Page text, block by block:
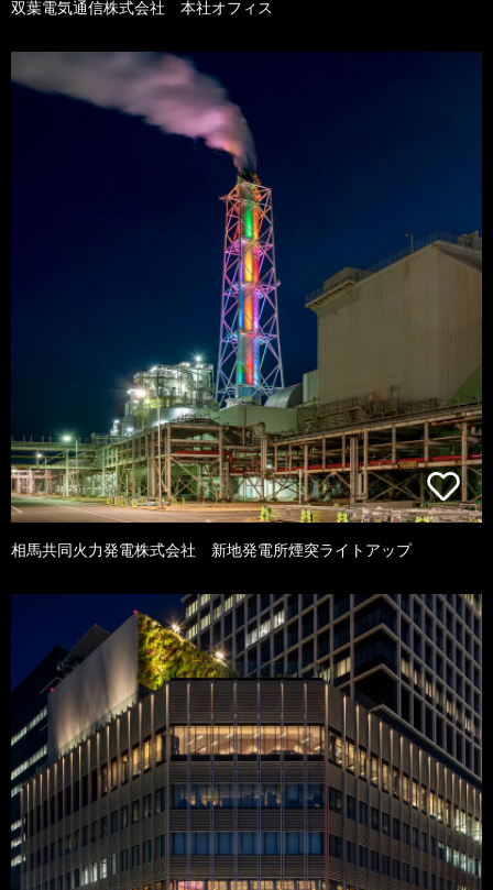
双葉電気通信株式会社 本社オフィス
相馬共同火力発電株式会社 新地発電所煙突ライトアップ